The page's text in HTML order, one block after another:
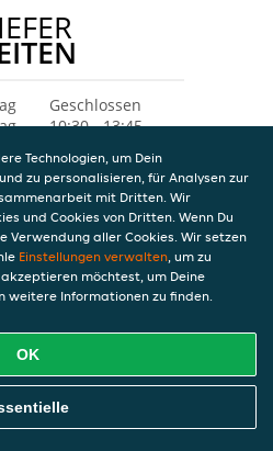
Geschlossen
10:30 - 13:45
10:30 - 13:45
16:15 - 22:45
10:30 - 13:45
16:15 - 22:45
10:30 - 13:45
16:15 - 22:45
13:30 - 23:45
Technologien, um Dein
zu personalisieren, für Analysen zur
mit Dritten. Wir
und Cookies von Dritten. Wenn Du
Verwendung aller Cookies. Wir setzen
Einstellungen verwalten, um zu
möchtest, um Deine
weitere Informationen zu finden.
OK